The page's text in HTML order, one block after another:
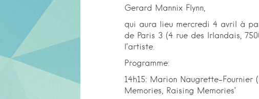
Gerard Mannix Flynn,
qui aura lieu mercredi 4 avril à
de Paris 3 (4 rue des Irlandais,
l’artiste.
Programme:
14h15: Marion Naugrette-Fournier
Memories, Raising Memories’